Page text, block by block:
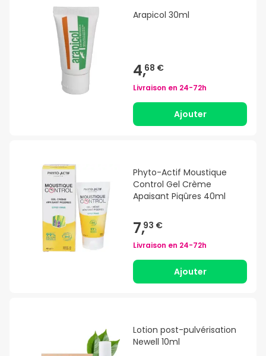
Arapicol 30ml
4,68 €
Livraison en 24-72h
Ajouter
Phyto-Actif Moustique
Control Gel Crème
Apaisant Piqûres 40ml
7,93 €
Livraison en 24-72h
Ajouter
Lotion post-pulvérisation
Newell 10ml